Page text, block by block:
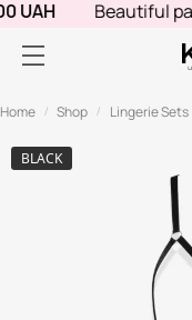
Beautiful
Home / Shop / Lingerie Sets
BLACK